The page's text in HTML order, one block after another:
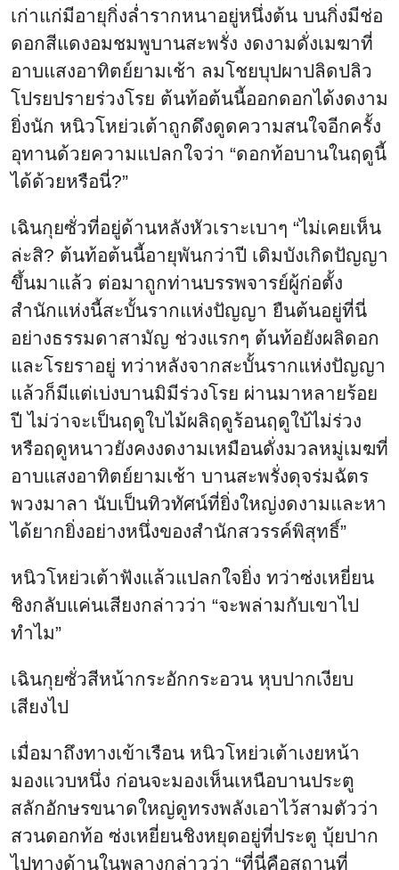
เก่าแก่มีอายุกิ่งล่ำรากหนาอยู่หนึ่งต้น บนกิ่งมีช่อ
ดอกสีแดงอมชมพูบานสะพรั่ง งดงามดั่งเมฆาที่
อาบแสงอาทิตย์ยามเช้า ลมโชยบุปผาปลิดปลิว
โปรยปรายร่วงโรย ต้นท้อต้นนี้ออกดอกได้งดงาม
ยิ่งนัก หนิวโหย่วเต้าถูกดึงดูดความสนใจอีกครั้ง
อุทานด้วยความแปลกใจว่า “ดอกท้อบานในฤดูนี้
ได้ด้วยหรือนี่?”
เฉินกุยซั่วที่อยู่ด้านหลังหัวเราะเบาๆ “ไม่เคยเห็น
ล่ะสิ? ต้นท้อต้นนี้อายุพันกว่าปี เดิมบังเกิดปัญญา
ขึ้นมาแล้ว ต่อมาถูกท่านบรรพจารย์ผู้ก่อตั้ง
สำนักแห่งนี้สะบั้นรากแห่งปัญญา ยืนต้นอยู่ที่นี่
อย่างธรรมดาสามัญ ช่วงแรกๆ ต้นท้อยังผลิดอก
และโรยราอยู่ ทว่าหลังจากสะบั้นรากแห่งปัญญา
แล้วก็มีแต่เบ่งบานมิมีร่วงโรย ผ่านมาหลายร้อย
ปี ไม่ว่าจะเป็นฤดูใบไม้ผลิฤดูร้อนฤดูใบ้ไม่ร่วง
หรือฤดูหนาวยังคงงดงามเหมือนดั่งมวลหมู่เมฆที่
อาบแสงอาทิตย์ยามเช้า บานสะพรั่งดุจร่มฉัตร
พวงมาลา นับเป็นทิวทัศน์ที่ยิ่งใหญ่งดงามและหา
ได้ยากยิ่งอย่างหนึ่งของสำนักสวรรค์พิสุทธิ์”
หนิวโหย่วเต้าฟังแล้วแปลกใจยิ่ง ทว่าซ่งเหยี่ยน
ชิงกลับแค่นเสียงกล่าวว่า “จะพล่ามกับเขาไป
ทำไม”
เฉินกุยซั่วสีหน้ากระอักกระอวน หุบปากเงียบ
เสียงไป
เมื่อมาถึงทางเข้าเรือน หนิวโหย่วเต้าเงยหน้า
มองแวบหนึ่ง ก่อนจะมองเห็นเหนือบานประตู
สลักอักษรขนาดใหญ่ดูทรงพลังเอาไว้สามตัวว่า
สวนดอกท้อ ซ่งเหยี่ยนชิงหยุดอยู่ที่ประตู บุ้ยปาก
ไปทางด้านในพลางกล่าวว่า “ที่นี่คือสถานที่